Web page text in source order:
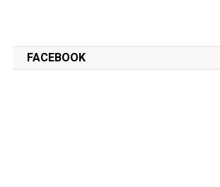
FACEBOOK